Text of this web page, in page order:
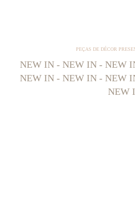
PEÇAS DE DÉCOR
NEW IN - NEW IN - NEW
NEW IN - NEW IN - NEW
NEW